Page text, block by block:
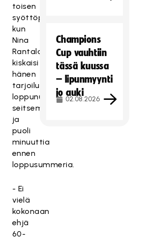
toisen
syöttöpisteensä,
kun
Nina
Rantala
kiskaisi
hänen
tarjoilustaan
loppunumerot
seitsemän
ja
puoli
minuuttia
ennen
loppusummeria.
- Ei
vielä
kokonaan
ehjä
60-
Champions
Cup vauhtiin
tässä kuussa
– lipunmyynti
jo auki
02.08.2026